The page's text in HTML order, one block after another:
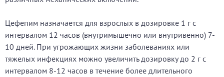
Цефепим назначается для взрослых в дозировке 1 г с
интервалом 12 часов (внутримышечно или внутривенно) 7-
10 дней. При угрожающих жизни заболеваниях или
тяжелых инфекциях можно увеличить дозировку до 2 г с
интервалом 8-12 часов в течение более длительного